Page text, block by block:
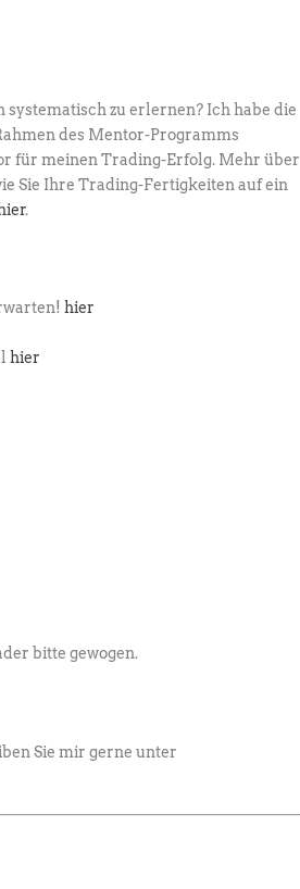
systematisch zu erlernen? Ich habe die
des Mentor-Programms
für meinen Trading-Erfolg. Mehr über
Sie Ihre Trading-Fertigkeiten auf ein
.
hier
hier
bitte gewogen.
Sie mir gerne unter